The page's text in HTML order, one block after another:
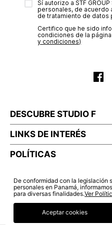
estado de tu compra puedes
Mis Pedidos” en nuestra
Sí autorizo a STF
personales, de acuerdo
de tratamiento de datos
Certifico que he sido
condiciones de la
y condiciones)
DESCUBRE STUDIO F
LINKS DE INTERÉS
POLÍTICAS
De conformidad con la legislación
personales en Panamá,
para diversas finalidades.Ver
Aceptar cookies